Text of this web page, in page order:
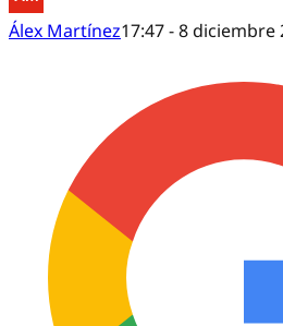
Álex Martínez17:47 - 8 diciembre